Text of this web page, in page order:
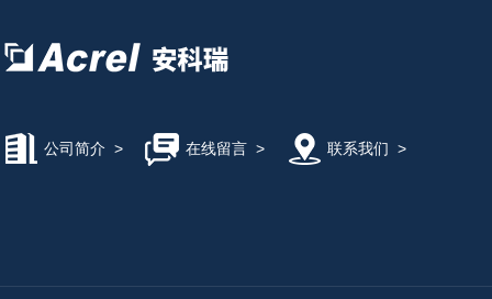
公司简介 > 在线留言> 联系我们 >